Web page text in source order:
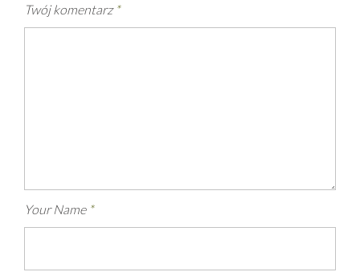
Twój komentarz *
Your Name *